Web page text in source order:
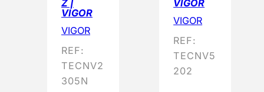
Z |
VIGOR
VIGOR
REF:
TECNV2
305N
VIGOR
VIGOR
REF:
TECNV5
202